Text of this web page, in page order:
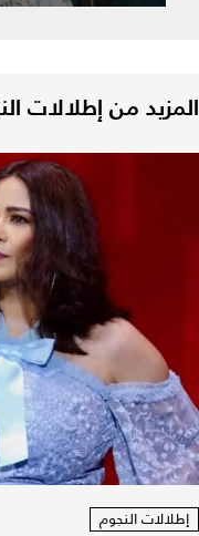
المزيد من إطلالات
إطلالات النجوم